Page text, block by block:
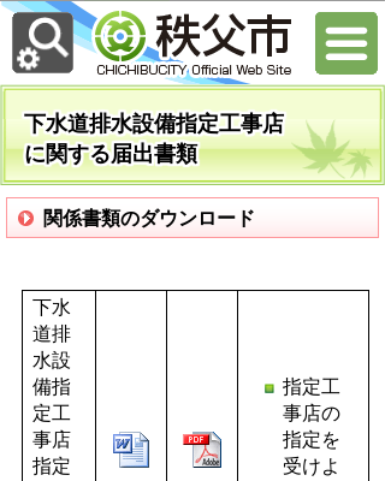
下水道排水設備指定工事店
に関する届出書類
関係書類のダウンロード
下水
道排
水設
備指
定工
事店
指定
指定工
事店の
指定を
受けよ